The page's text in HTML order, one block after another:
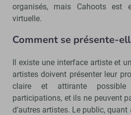
organisés, mais Cahoots est
virtuelle.
Comment se présente-
Il existe une interface artiste et
artistes doivent présenter leur
claire et attirante
participations, et ils ne peuvent
d’autres artistes. Le public,